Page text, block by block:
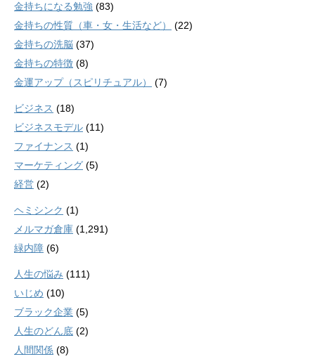
金持ちになる勉強 (83)
金持ちの性質（車・女・生活など）
(22)
金持ちの洗脳 (37)
金持ちの特徴 (8)
金運アップ（スピリチュアル）
(7)
ビジネス (18)
ビジネスモデル (11)
ファイナンス (1)
マーケティング (5)
経営 (2)
ヘミシンク (1)
メルマガ倉庫 (1,291)
緑内障 (6)
人生の悩み (111)
いじめ (10)
ブラック企業 (5)
人生のどん底 (2)
人間関係 (8)